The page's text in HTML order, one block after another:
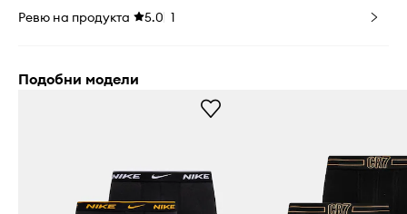
Ревю на продукта 5.0 1
Подобни модели